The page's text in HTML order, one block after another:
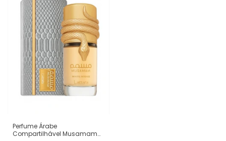
Perfume Árabe
Compartilhável Musamam